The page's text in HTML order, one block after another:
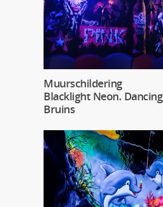
Muurschildering
Blacklight Neon. Dancing
Bruins